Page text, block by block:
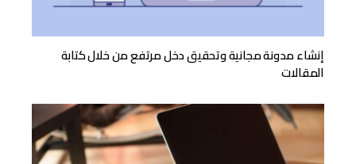
إنشاء مدونة مجانية وتحقيق دخل مرتفع من خلال كتابة
المقالات